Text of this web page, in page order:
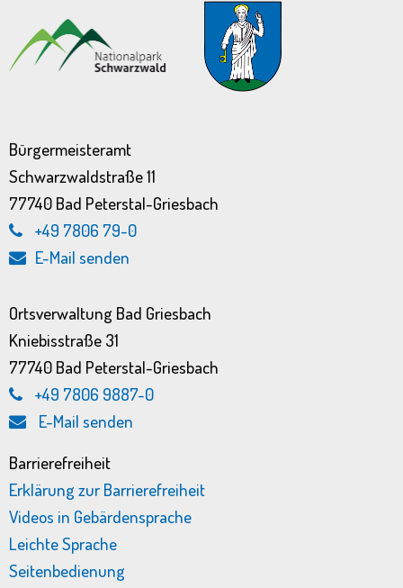
Bürgermeisteramt
Schwarzwaldstraße 11
77740 Bad Peterstal-Griesbach
+49 7806 79-0
E-Mail senden
Ortsverwaltung Bad Griesbach
Kniebisstraße 31
77740 Bad Peterstal-Griesbach
+49 7806 9887-0
E-Mail senden
Barrierefreiheit
Erklärung zur Barrierefreiheit
Videos in Gebärdensprache
Leichte Sprache
Seitenbedienung